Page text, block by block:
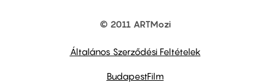
© 2011 ARTMozi
Általános Szerződési Feltételek
BudapestFilm